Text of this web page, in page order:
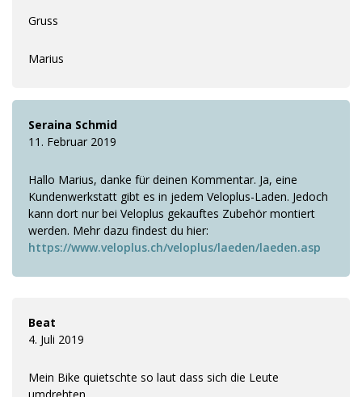
Gruss
Marius
Seraina Schmid
11. Februar 2019
Hallo Marius, danke für deinen Kommentar. Ja, eine
Kundenwerkstatt gibt es in jedem Veloplus-Laden. Jedoch
kann dort nur bei Veloplus gekauftes Zubehör montiert
werden. Mehr dazu findest du hier:
https://www.veloplus.ch/veloplus/laeden/laeden.asp
Beat
4. Juli 2019
Mein Bike quietschte so laut dass sich die Leute
umdrehten.